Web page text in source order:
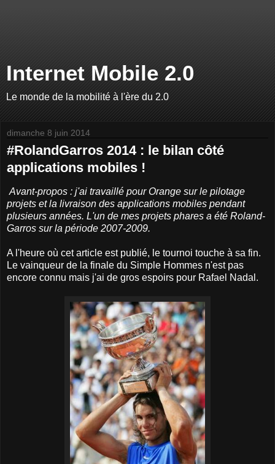
Internet Mobile 2.0
Le monde de la mobilité à l'ère du 2.0
dimanche 8 juin 2014
#RolandGarros 2014 : le bilan côté
applications mobiles !
Avant-propos : j'ai travaillé pour Orange sur le pilotage
projets et la livraison des applications mobiles pendant
plusieurs années. L'un de mes projets phares a été Roland-
Garros sur la période 2007-2009.
A l'heure où cet article est publié, le tournoi touche à sa fin.
Le vainqueur de la finale du Simple Hommes n'est pas
encore connu mais j'ai de gros espoirs pour Rafael Nadal.